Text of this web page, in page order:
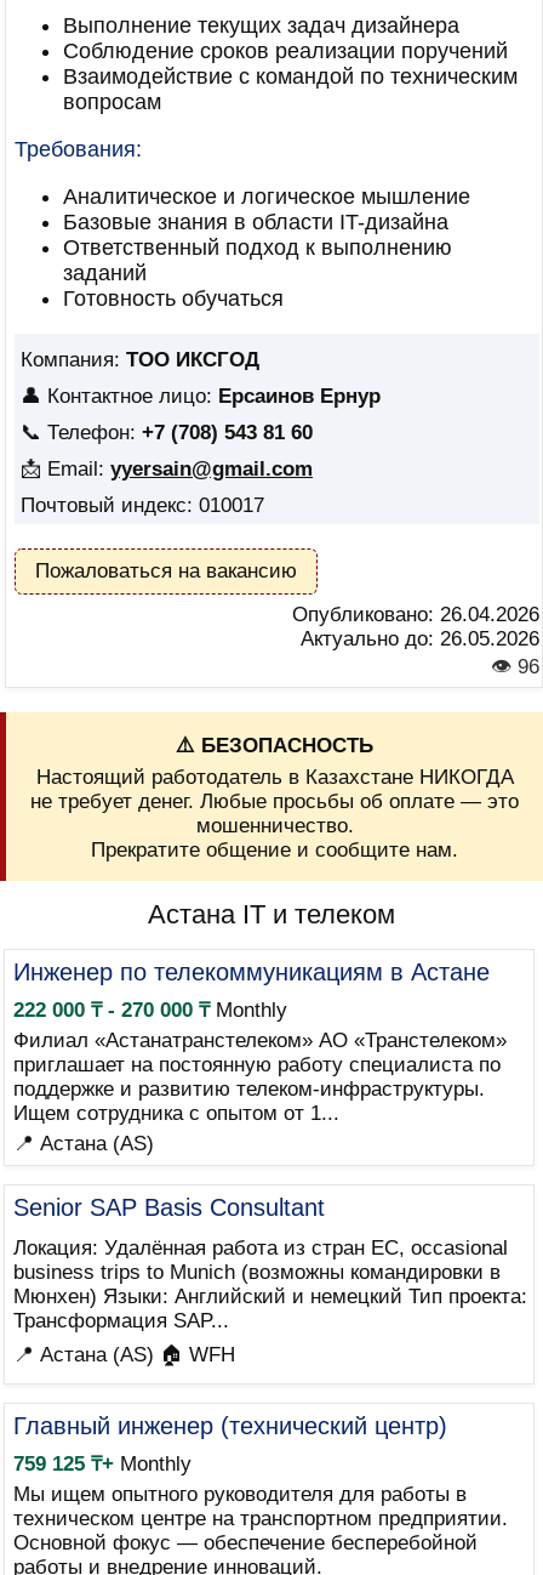
Выполнение текущих задач дизайнера
Соблюдение сроков реализации поручений
Взаимодействие с командой по техническим
вопросам
Требования:
Аналитическое и логическое мышление
Базовые знания в области IT-дизайна
Ответственный подход к выполнению
заданий
Готовность обучаться
Компания: ТОО ИКСГОД
👤 Контактное лицо: Ерсаинов Ернур
📞 Телефон: +7 (708) 543 81 60
📩 Email: yyersain@gmail.com
Почтовый индекс: 010017
Пожаловаться на вакансию
Опубликовано: 26.04.2026
Актуально до: 26.05.2026
👁 96
⚠️ БЕЗОПАСНОСТЬ
Настоящий работодатель в Казахстане НИКОГДА
не требует денег. Любые просьбы об оплате — это
мошенничество.
Прекратите общение и сообщите нам.
Астана IT и телеком
Инженер по телекоммуникациям в Астане
222 000 ₸ - 270 000 ₸Monthly
Филиал «Астанатранстелеком» АО «Транстелеком»
приглашает на постоянную работу специалиста по
поддержке и развитию телеком-инфраструктуры.
Ищем сотрудника с опытом от 1...
📍 Астана (AS)
Senior SAP Basis Consultant
Локация: Удалённая работа из стран ЕС, occasional
business trips to Munich (возможны командировки в
Мюнхен) Языки: Английский и немецкий Тип проекта:
Трансформация SAP...
📍 Астана (AS) 🏠 WFH
Главный инженер (технический центр)
759 125 ₸+Monthly
Мы ищем опытного руководителя для работы в
техническом центре на транспортном предприятии.
Основной фокус — обеспечение бесперебойной
работы и внедрение инноваций.